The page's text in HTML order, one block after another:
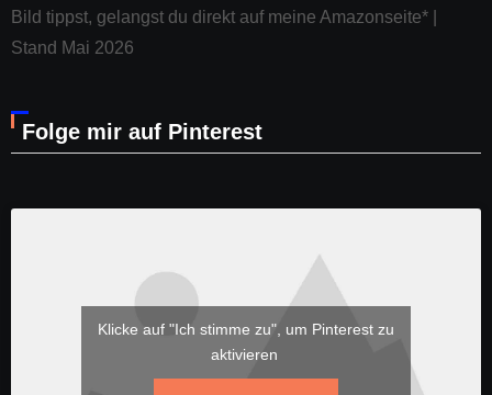
Bild tippst, gelangst du direkt auf meine Amazonseite* |
Stand Mai 2026
Folge mir auf Pinterest
Klicke auf "Ich stimme zu", um Pinterest zu
aktivieren